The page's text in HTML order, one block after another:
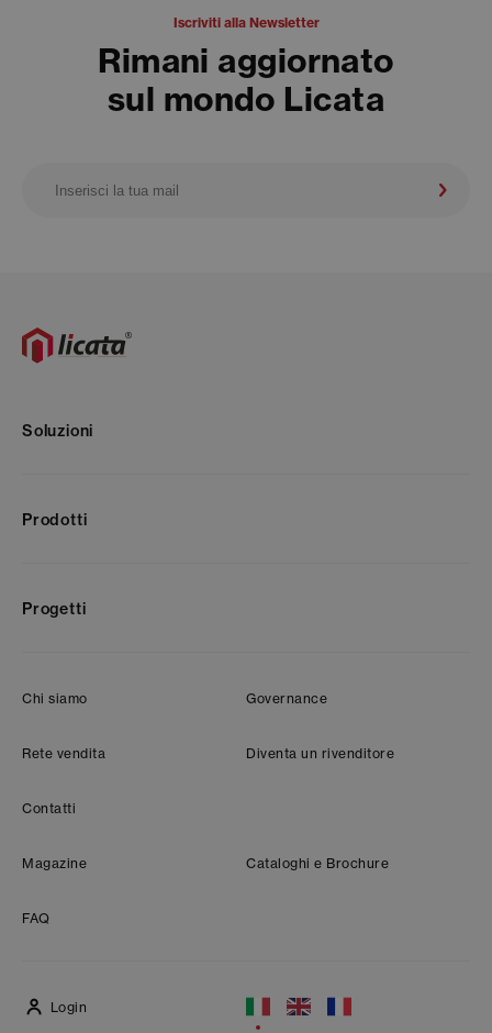
Iscriviti alla Newsletter
Rimani aggiornato
sul mondo Licata
Soluzioni
Prodotti
Progetti
Chi siamo Governance
Rete vendita Diventa un rivenditore
Contatti
Magazine Cataloghi e Brochure
FAQ
Login